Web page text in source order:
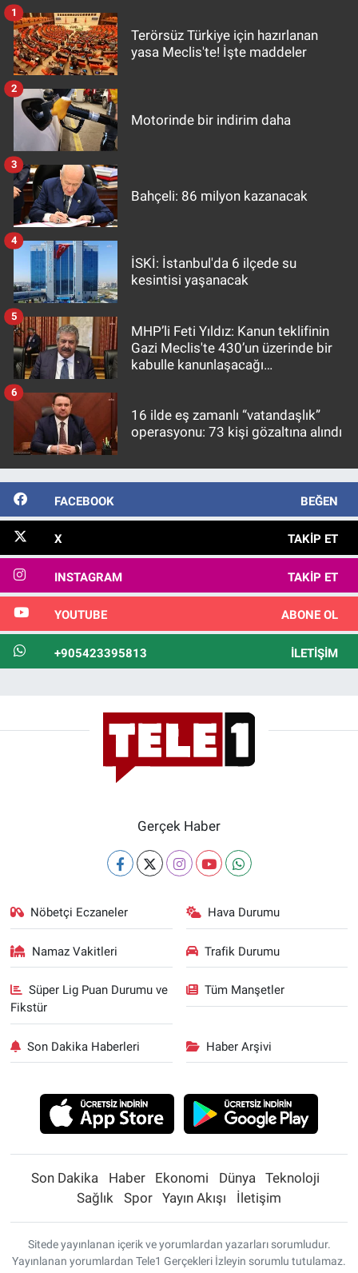
Terörsüz Türkiye için hazırlanan
yasa Meclis'te! İşte maddeler
1
Motorinde bir indirim daha
2
Bahçeli: 86 milyon kazanacak
3
İSKİ: İstanbul'da 6 ilçede su
kesintisi yaşanacak
4
MHP’li Feti Yıldız: Kanun teklifinin
Gazi Meclis'te 430’un üzerinde bir
kabulle kanunlaşacağı
5
16 ilde eş zamanlı “vatandaşlık”
operasyonu: 73 kişi gözaltına alındı
6
FACEBOOK BEĞEN
X TAKIP ET
INSTAGRAM TAKIP ET
YOUTUBE ABONE OL
+905423395813 İLETIŞIM
Gerçek Haber
Nöbetçi Eczaneler Hava Durumu
Namaz Vakitleri Trafik Durumu
Süper Lig Puan Durumu ve
Fikstür
Tüm Manşetler
Son Dakika Haberleri Haber Arşivi
Son Dakika Haber Ekonomi Dünya
Teknoloji
Sağlık
Spor Yayın Akışı İletişim
Sitede yayınlanan içerik ve yorumlardan yazarları sorumludur.
Yayınlanan yorumlardan Tele1 Gerçekleri İzleyin sorumlu tutulamaz.